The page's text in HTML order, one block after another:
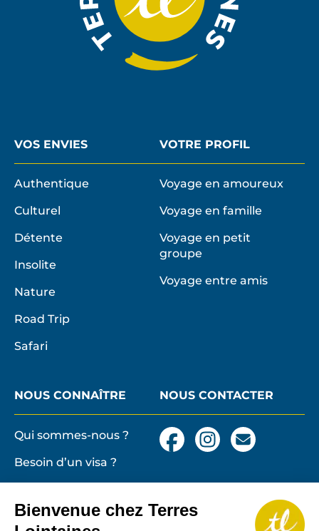
Bienvenue chez Terres
VOS ENVIES
Authentique
Culturel
Détente
Insolite
Nature
Road Trip
Safari
VOTRE PROFIL
Voyage en amoureux
Voyage en famille
Voyage en petit
groupe
Voyage entre amis
NOUS CONNAÎTRE
Qui sommes-nous ?
Besoin d’un visa ?
et particulières de
vente
NOUS CONTACTER
FacebookInstagram
Nous
contacter
email